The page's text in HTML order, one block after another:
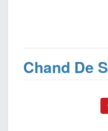
Chand De